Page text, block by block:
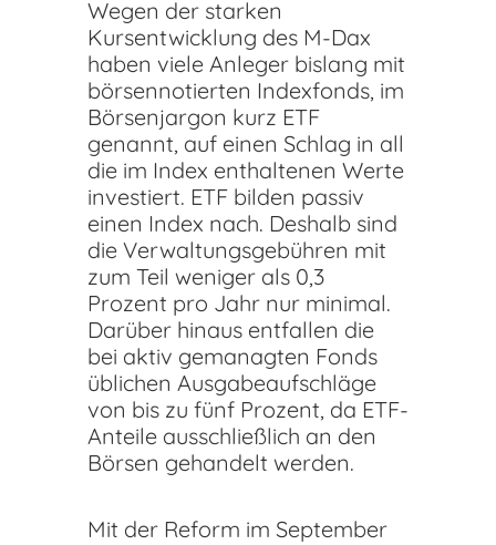
Wegen der starken
Kursentwicklung des M-Dax
haben viele Anleger bislang mit
börsennotierten Indexfonds, im
Börsenjargon kurz ETF
genannt, auf einen Schlag in all
die im Index enthaltenen Werte
investiert. ETF bilden passiv
einen Index nach. Deshalb sind
die Verwaltungsgebühren mit
zum Teil weniger als 0,3
Prozent pro Jahr nur minimal.
Darüber hinaus entfallen die
bei aktiv gemanagten Fonds
üblichen Ausgabeaufschläge
von bis zu fünf Prozent, da ETF-
Anteile ausschließlich an den
Börsen gehandelt werden.
Mit der Reform im September